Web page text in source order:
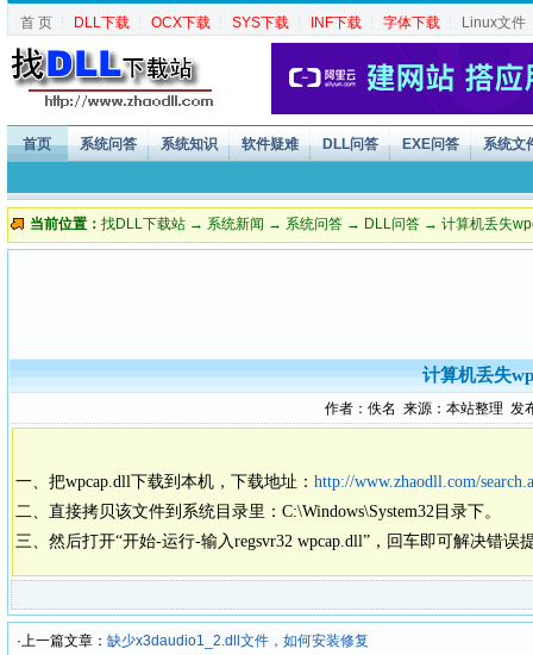
首 页 ┆ DLL下载 ┆ OCX下载 ┆ SYS下载 ┆ INF下载 ┆ 字体下载 ┆ Linux文件
首页 系统问答 系统知识 软件疑难 DLL问答 EXE问答 系统文
当前位置： 找DLL下载站 → 系统新闻 → 系统问答 → DLL问答 → 计算机丢失
计算机丢失
作者：佚名 来源：本站整理 发
一、把wpcap.dll下载到本机，下载地址： http://www.zhaodll.com/
二、直接拷贝该文件到系统目录里：C:\Windows\System32目录下。
三、然后打开“开始-运行-输入regsvr32 wpcap.dll”，回车即可解决错误
·上一篇文章： 缺少x3daudio1_2.dll文件，如何安装修复